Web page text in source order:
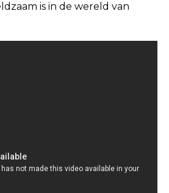
is in de wereld van